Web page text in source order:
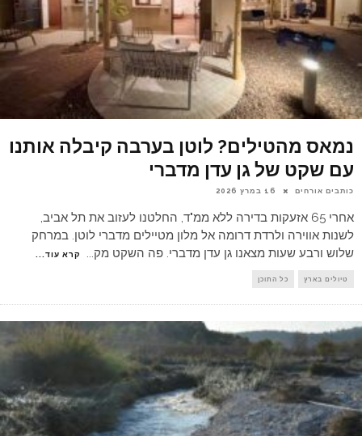
נמאס מהטילים? לוטן בערבה קיבלה אותנו
עם שקט של גן עדן מדברי
כותבים אורחים 16 במרץ 2026
אחרי 65 אזעקות בדירה ללא ממ"ד, החלטנו לעזוב את תל אביב,
לשנות אווירה ולרדת דרומה אל מלון מטיילים מדברי לוטן. במרחק
שלוש ורבע שעות מצאנו גן עדן מדברי. פה השקט מק... קרא עוד...
טיולים בארץ כל התוכן